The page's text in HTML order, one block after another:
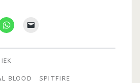
BLOOD SPITFIRE